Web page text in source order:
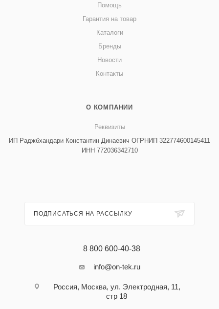
Помощь
Гарантия на товар
Каталоги
Бренды
Новости
Контакты
О КОМПАНИИ
Реквизиты
ИП Раджбхандари Константин Динаевич ОГРНИП 322774600145411
ИНН 772036342710
ПОДПИСАТЬСЯ НА РАССЫЛКУ
8 800 600-40-38
info@on-tek.ru
Россия, Москва, ул. Электродная, 11,
стр 18